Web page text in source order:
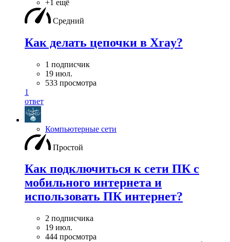
+1 ещё
Средний
Как делать цепочки в Xray?
1 подписчик
19 июл.
533 просмотра
1
ответ
Компьютерные сети
Простой
Как подключиться к сети ПК с
мобильного интернета и
использовать ПК интернет?
2 подписчика
19 июл.
444 просмотра